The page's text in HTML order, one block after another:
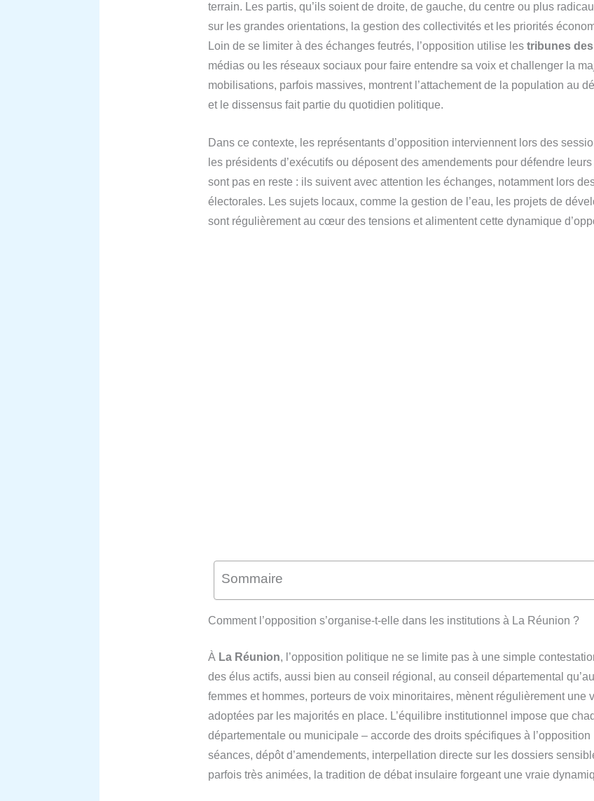
terrain. Les partis, qu’ils soient de droite, de gauche, du centre ou plus
sur les grandes orientations, la gestion des collectivités et les priorités
Loin de se limiter à des échanges feutrés, l’opposition utilise les tribunes
médias ou les réseaux sociaux pour faire entendre sa voix et challenger la
mobilisations, parfois massives, montrent l’attachement de la population au
et le dissensus fait partie du quotidien politique.
Dans ce contexte, les représentants d’opposition interviennent lors des
les présidents d’exécutifs ou déposent des amendements pour défendre
sont pas en reste : ils suivent avec attention les échanges, notamment lors
électorales. Les sujets locaux, comme la gestion de l’eau, les projets de
sont régulièrement au cœur des tensions et alimentent cette dynamique
Sommaire
Comment l’opposition s’organise-t-elle dans les institutions à La Réunion ?
À La Réunion, l’opposition politique ne se limite pas à une simple
des élus actifs, aussi bien au conseil régional, au conseil départemental
femmes et hommes, porteurs de voix minoritaires, mènent régulièrement une
adoptées par les majorités en place. L’équilibre institutionnel impose que
départementale ou municipale – accorde des droits spécifiques à
séances, dépôt d’amendements, interpellation directe sur les dossiers
parfois très animées, la tradition de débat insulaire forgeant une vraie